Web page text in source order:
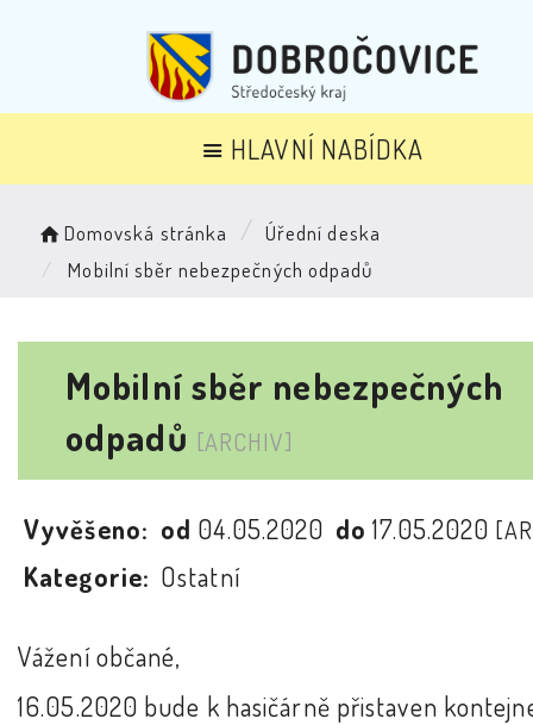
HLAVNÍ NABÍDKA
Domovská stránka
Úřední deska
Mobilní sběr nebezpečných odpadů
Mobilní sběr nebezpečných
odpadů [ARCHIV]
Vyvěšeno: od 04.05.2020 do17.05.2020
Kategorie: Ostatní
Vážení občané,
16.05.2020 bude k hasičárně přistaven